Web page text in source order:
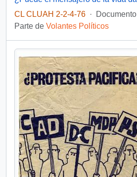
CL CLUAH 2-2-4-76 ·
Documento
Parte de Volantes Políticos